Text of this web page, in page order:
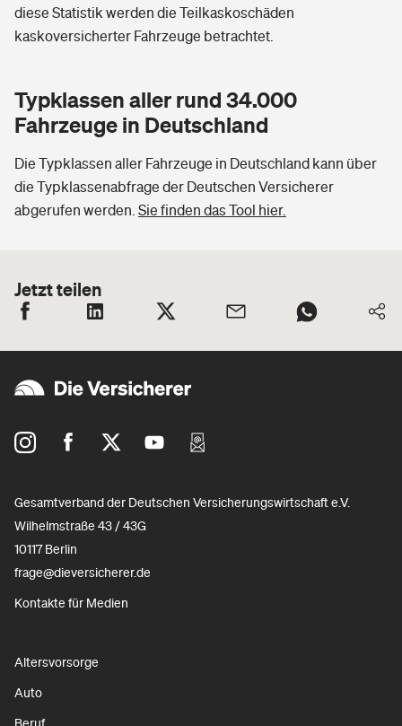
diese Statistik werden die Teilkaskoschäden
kaskoversicherter Fahrzeuge betrachtet.
Typklassen aller rund 34.000
Fahrzeuge in Deutschland
Die Typklassen aller Fahrzeuge in Deutschland kann über
die Typklassenabfrage der Deutschen Versicherer
abgerufen werden. Sie finden das Tool hier.
Jetzt teilen
Gesamtverband der Deutschen Versicherungswirtschaft e.V.
Wilhelmstraße 43 / 43G
10117 Berlin
frage@dieversicherer.de
Kontakte für Medien
Altersvorsorge
Auto